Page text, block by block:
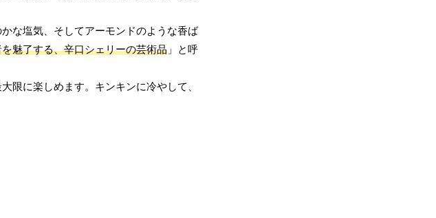
な塩気、そしてアーモンドのような香ば
魅了する、辛口シェリーの芸術品 」と呼
限に楽しめます。キンキンに冷やして、